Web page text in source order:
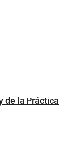
de la Práctica